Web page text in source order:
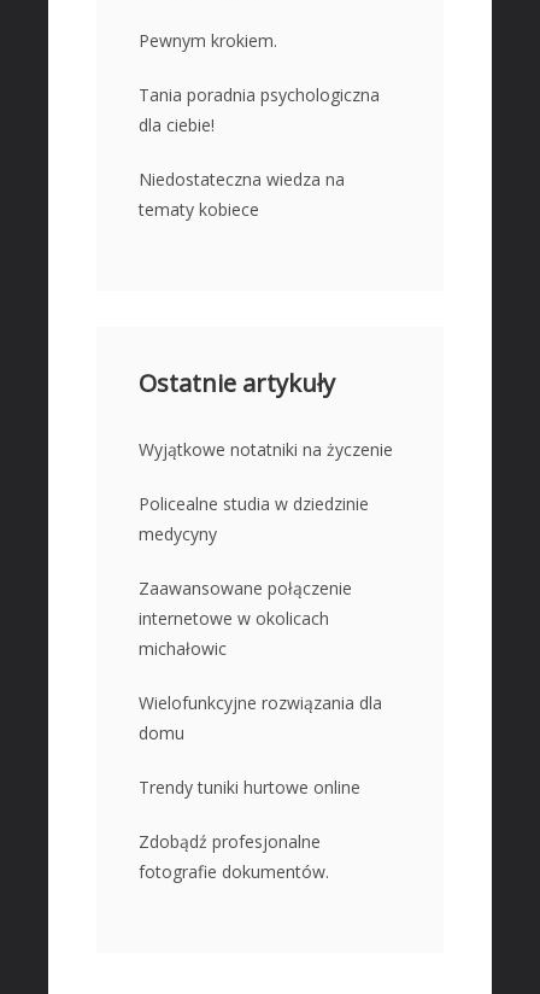
Pewnym krokiem.
Tania poradnia psychologiczna
dla ciebie!
Niedostateczna wiedza na
tematy kobiece
Ostatnie artykuły
Wyjątkowe notatniki na życzenie
Policealne studia w dziedzinie
medycyny
Zaawansowane połączenie
internetowe w okolicach
michałowic
Wielofunkcyjne rozwiązania dla
domu
Trendy tuniki hurtowe online
Zdobądź profesjonalne
fotografie dokumentów.